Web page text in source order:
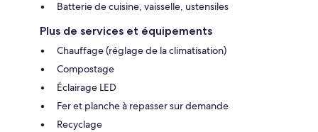
Batterie de cuisine, vaisselle, ustensiles
Plus de services et équipements
Chauffage (réglage de la climatisation)
Compostage
Éclairage LED
Fer et planche à repasser sur demande
Recyclage